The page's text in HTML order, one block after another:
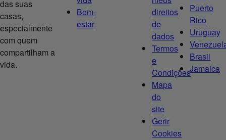
das suas
casas,
especialmente
com quem
compartilham a
vida.
Bem-
estar
direitos
de
dados
Termos
e
Condições
Mapa
do
site
Gerir
Cookies
Puerto
Rico
Uruguay
Brasil
Jamaica